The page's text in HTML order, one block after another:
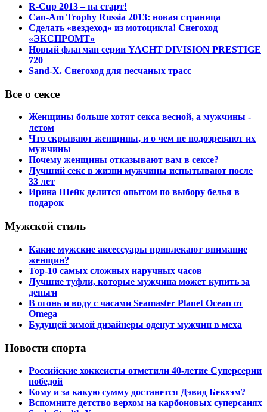
R-Cup 2013 – на старт!
Can-Am Trophy Russia 2013: новая страница
Сделать «вездеход» из мотоцикла! Снегоход
«ЭКСПРОМТ»
Новый флагман серии YACHT DIVISION PRESTIGE
720
Sand-X. Снегоход для песчаных трасс
Все о сексе
Женщины больше хотят секса весной, а мужчины -
летом
Что скрывают женщины, и о чем не подозревают их
мужчины
Почему женщины отказывают вам в сексе?
Лучший секс в жизни мужчины испытывают после
33 лет
Ирина Шейк делится опытом по выбору белья в
подарок
Мужской стиль
Какие мужские аксессуары привлекают внимание
женщин?
Top-10 самых сложных наручных часов
Лучшие туфли, которые мужчина может купить за
деньги
В огонь и воду с часами Seamaster Planet Ocean от
Omega
Будущей зимой дизайнеры оденут мужчин в меха
Новости спорта
Российские хоккеисты отметили 40-летие Суперсерии
победой
Кому и за какую сумму достанется Дэвид Бекхэм?
Вспомните детство верхом на карбоновых суперсанях